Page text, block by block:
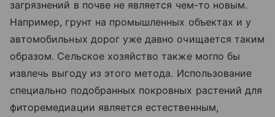
загрязнений в почве не является чем-то новым.
Например, грунт на промышленных объектах и у
автомобильных дорог уже давно очищается таким
образом. Сельское хозяйство также могло бы
извлечь выгоду из этого метода. Использование
специально подобранных покровных растений для
фиторемедиации является естественным,